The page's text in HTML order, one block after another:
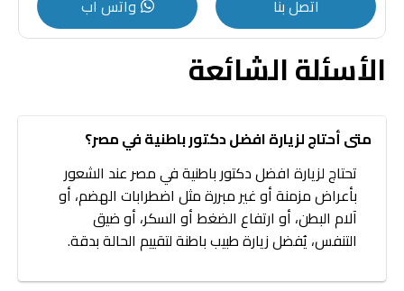
اتصل بنا واتس اب
الأسئلة الشائعة
متى أحتاج لزيارة افضل دكتور باطنية في مصر؟
تحتاج لزيارة افضل دكتور باطنية في مصر عند الشعور
بأعراض مزمنة أو غير مبررة مثل اضطرابات الهضم، أو
آلام البطن، أو ارتفاع الضغط أو السكر، أو ضيق
التنفس، يُفضل زيارة طبيب باطنة لتقييم الحالة بدقة.